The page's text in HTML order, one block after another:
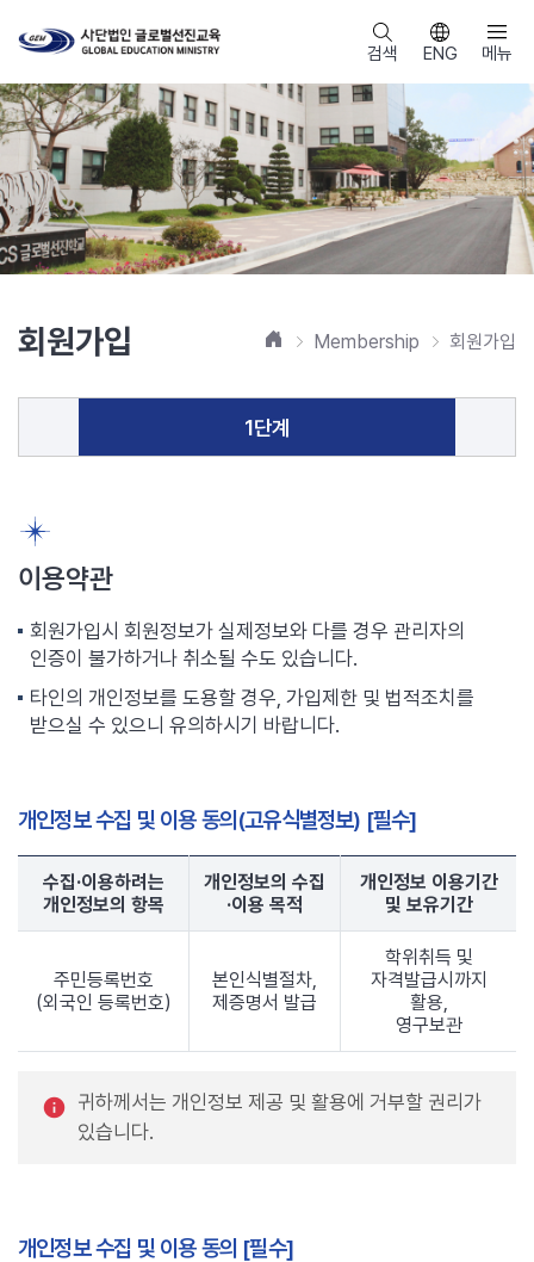
검색 ENG 메뉴
회원가입 홈 Membership 회원가입
1단계
이용약관
회원가입시 회원정보가 실제정보와 다를 경우 관리자의
인증이 불가하거나 취소될 수도 있습니다.
타인의 개인정보를 도용할 경우, 가입제한 및 법적조치를
받으실 수 있으니 유의하시기 바랍니다.
개인정보 수집 및 이용 동의(고유식별정보) [필수]
수집·이용하려는
개인정보의 항목
개인정보의 수집
·이용 목적
개인정보 이용기간
및 보유기간
주민등록번호
(외국인 등록번호)
본인식별절차,
제증명서 발급
학위취득 및
자격발급시까지
활용,
영구보관
귀하께서는 개인정보 제공 및 활용에 거부할 권리가
있습니다.
개인정보 수집 및 이용 동의 [필수]